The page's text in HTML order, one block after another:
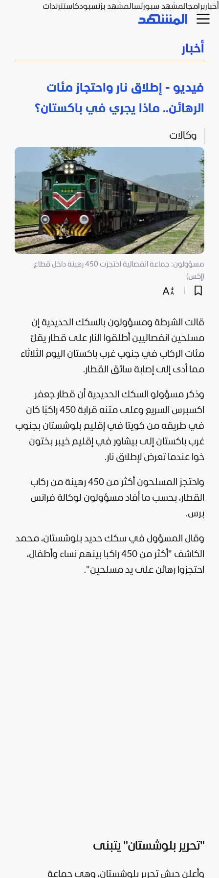
أخباربرامجالمشهد سبورتسالمشهد بزنسبودكاستترندات
أخبار
فيديو - إطلاق نار واحتجاز مئات
الرهائن.. ماذا يجري في باكستان؟
وكالات
مسؤولون: جماعة انفصالية احتجزت 450 رهينة داخل قطاع
(إكس)
قالت الشرطة ومسؤولون بالسكك الحديدية إن
مسلحين انفصاليين أطلقوا النار على قطار يقلّ
مئات الركاب في جنوب غرب باكستان اليوم الثلاثاء
مما أدى إلى إصابة سائق القطار.
وذكر مسؤولو السكك الحديدية أن قطار جعفر
اكسبرس السريع وعلى متنه قرابة 450 راكبًا كان
في طريقه من كويتا في إقليم بلوشستان بجنوب
غرب باكستان إلى بيشاور في إقليم خيبر بختون
خوا عندما تعرض لإطلاق نار.
واحتجز المسلحون أكثر من 450 رهينة من ركاب
القطار، بحسب ما أفاد مسؤولون لوكالة فرانس
برس.
وقال المسؤول في سكك حديد بلوشستان، محمد
الكاشف "أكثر من 450 راكبا بينهم نساء وأطفال،
احتجزوا رهائن على يد مسلحين".
"تحرير بلوشستان" يتبنى
وأعلن جيش تحرير بلوشستان، وهي جماعة